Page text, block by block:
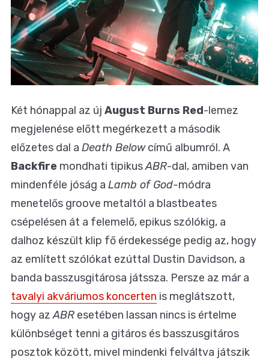
Két hónappal az új August Burns Red-lemez
megjelenése előtt megérkezett a második
előzetes dal a Death Belowcímű albumról. A
Backfire mondhati tipikusABR-dal, amiben van
mindenféle jóság a Lamb of God-módra
menetelős groove metaltól a blastbeates
csépelésen át a felemelő, epikus szólókig, a
dalhoz készült klip fő érdekessége pedig az, hogy
az említett szólókat ezúttal Dustin Davidson, a
banda basszusgitárosa játssza. Persze az már a
tavalyi akváriumos koncerten is meglátszott,
hogy azABR esetében lassan nincs is értelme
különbséget tenni a gitáros és basszusgitáros
posztok között, mivel mindenki felváltva játszik